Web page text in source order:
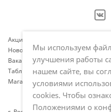
Акции
Новости
Вакансии
Таблица размеров
Магазины
Мы используем
улучшения работы
нашем сайте, вы
условиями
cookies. Чтобы
Положениями о